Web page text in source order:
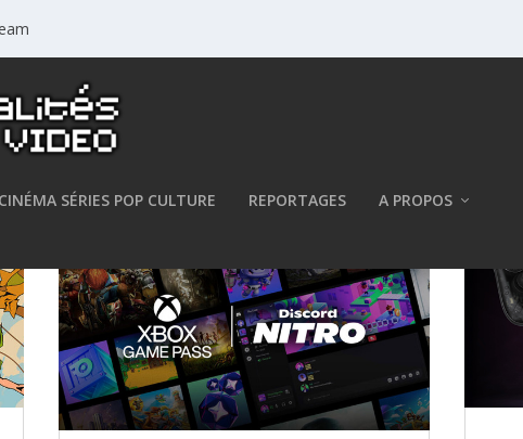
CINÉMA SÉRIES POP CULTURE REPORTAGES A PROPOS